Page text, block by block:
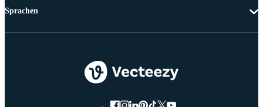
Sprachen